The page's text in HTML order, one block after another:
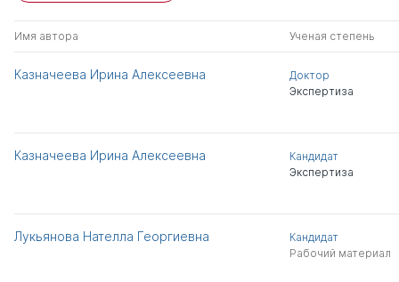
Имя автора Ученая степень
Казначеева Ирина Алексеевна
Доктор
Экспертиза
Казначеева Ирина Алексеевна
Кандидат
Экспертиза
Лукьянова Нателла Георгиевна
Кандидат
Рабочий материал